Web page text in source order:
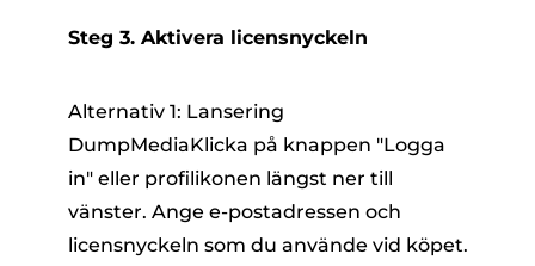
Steg 3. Aktivera licensnyckeln
Alternativ 1: Lansering
DumpMediaKlicka på knappen "Logga
in" eller profilikonen längst ner till
vänster. Ange e-postadressen och
licensnyckeln som du använde vid köpet.